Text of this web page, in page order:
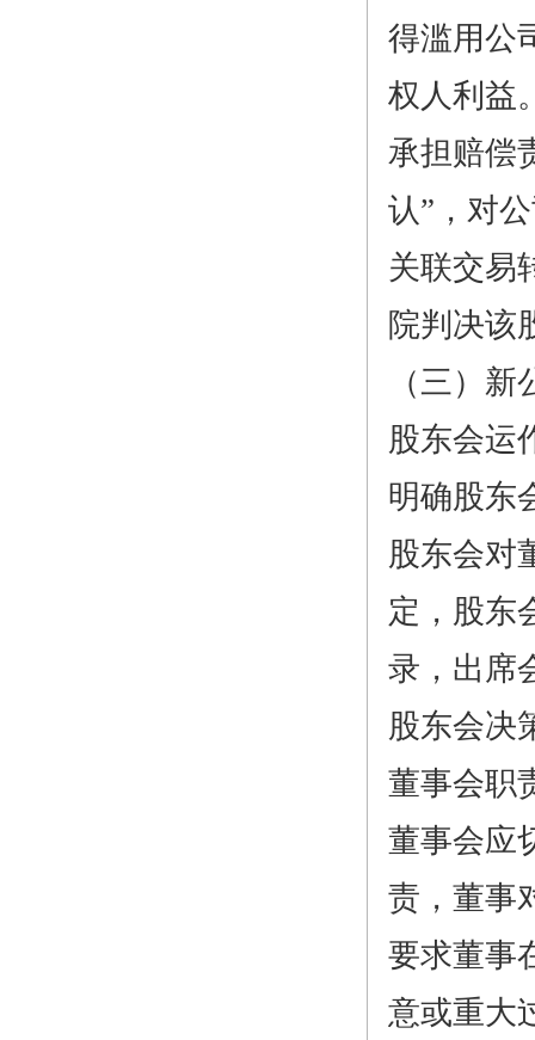
得滥用公
权人利益
承担赔偿
认”，对
关联交易
院判决该
（三）
股东会运
明确股东
股东会对
定，股东
录，出席
股东会决
董事会职
董事会应
责，董事
要求董事
意或重大